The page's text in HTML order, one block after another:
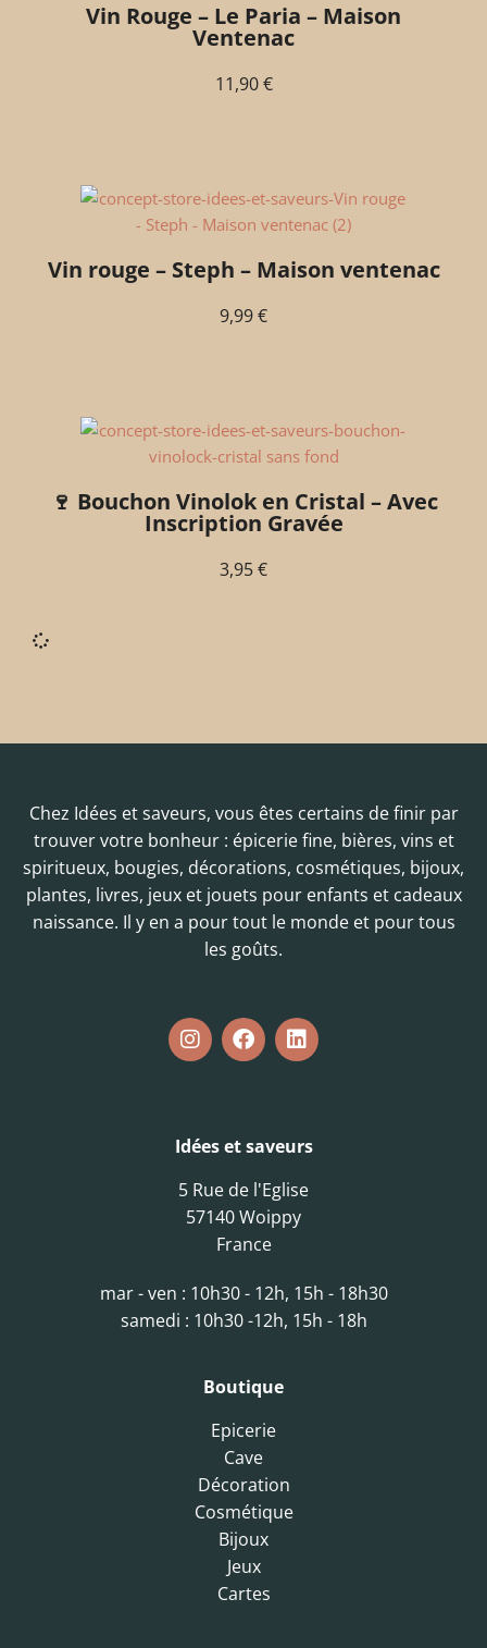
Vin Rouge – Le Paria – Maison
Ventenac
11,90€
Vin rouge – Steph – Maison ventenac
9,99€
🍷 Bouchon Vinolok en Cristal – Avec
Inscription Gravée
3,95€
Chez Idées et saveurs, vous êtes certains de finir par
trouver votre bonheur : épicerie fine, bières, vins et
spiritueux, bougies, décorations, cosmétiques, bijoux,
plantes, livres, jeux et jouets pour enfants et cadeaux
naissance. Il y en a pour tout le monde et pour tous
les goûts.
Idées et saveurs
5 Rue de l'Eglise
57140 Woippy
France
mar - ven : 10h30 - 12h, 15h - 18h30
samedi : 10h30 -12h, 15h - 18h
Boutique
Epicerie
Cave
Décoration
Cosmétique
Bijoux
Jeux
Cartes